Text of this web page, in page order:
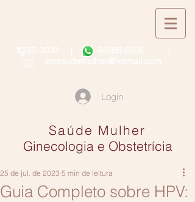
|
smsaudemulher@hotmail.com
Login
Saúde Mulher
Ginecologia e Obstetrícia
Guia Completo sobre HPV:
25 de jul. de 2023 5 min de leitura